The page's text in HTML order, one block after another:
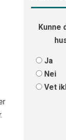
Kunne
Ja
Nei
Vet